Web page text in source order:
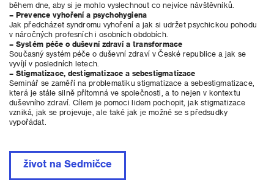
během dne, aby si je mohlo vyslechnout co nejvíce návštěvníků.
– Prevence vyhoření a psychohygiena
Jak předcházet syndromu vyhoření a jak si udržet psychickou pohodu
v náročných profesních i osobních obdobích.
– Systém péče o duševní zdraví a transformace
Současný systém péče o duševní zdraví v České republice a jak se
vyvíjí v posledních letech.
– Stigmatizace, destigmatizace a sebestigmatizace
Seminář se zaměří na problematiku stigmatizace a sebestigmatizace,
která je stále silně přítomná ve společnosti, a to nejen v kontextu
duševního zdraví. Cílem je pomoci lidem pochopit, jak stigmatizace
vzniká, jak se projevuje, ale také jak je možné se s předsudky
vypořádat.
život na Sedmičce